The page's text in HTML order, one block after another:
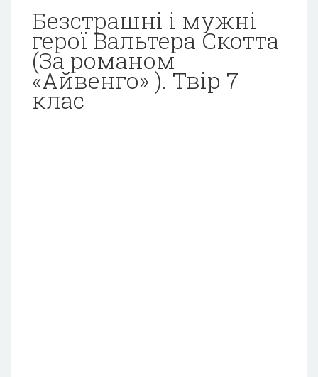
Безстрашні і мужні
герої Вальтера Скотта
(За романом
«Айвенго» ). Твір 7
клас